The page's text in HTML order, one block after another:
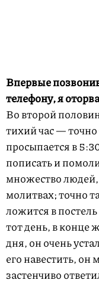
Впервые
телефону, я
Во второй
тихий час —
просыпается в
пописать и
множество
молитвах; точно
ложится в
тот день, в конце
дня, он очень
его навестить,
застенчиво